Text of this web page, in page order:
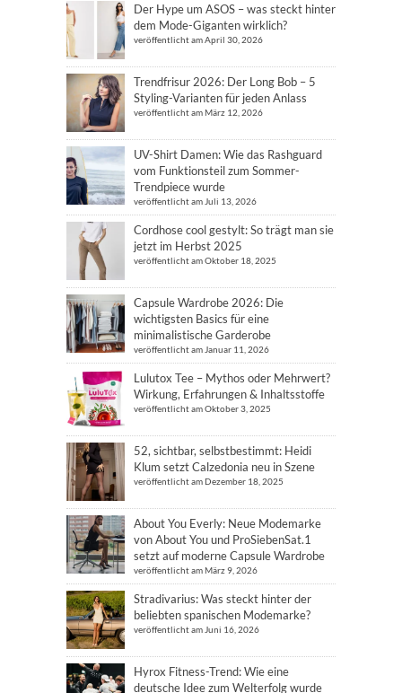
Der Hype um ASOS – was steckt hinter
dem Mode-Giganten wirklich?
veröffentlicht am April 30, 2026
Trendfrisur 2026: Der Long Bob – 5
Styling-Varianten für jeden Anlass
veröffentlicht am März 12, 2026
UV-Shirt Damen: Wie das Rashguard
vom Funktionsteil zum Sommer-
Trendpiece wurde
veröffentlicht am Juli 13, 2026
Cordhose cool gestylt: So trägt man sie
jetzt im Herbst 2025
veröffentlicht am Oktober 18, 2025
Capsule Wardrobe 2026: Die
wichtigsten Basics für eine
minimalistische Garderobe
veröffentlicht am Januar 11, 2026
Lulutox Tee – Mythos oder Mehrwert?
Wirkung, Erfahrungen & Inhaltsstoffe
veröffentlicht am Oktober 3, 2025
52, sichtbar, selbstbestimmt: Heidi
Klum setzt Calzedonia neu in Szene
veröffentlicht am Dezember 18, 2025
About You Everly: Neue Modemarke
von About You und ProSiebenSat.1
setzt auf moderne Capsule Wardrobe
veröffentlicht am März 9, 2026
Stradivarius: Was steckt hinter der
beliebten spanischen Modemarke?
veröffentlicht am Juni 16, 2026
Hyrox Fitness-Trend: Wie eine
deutsche Idee zum Welterfolg wurde